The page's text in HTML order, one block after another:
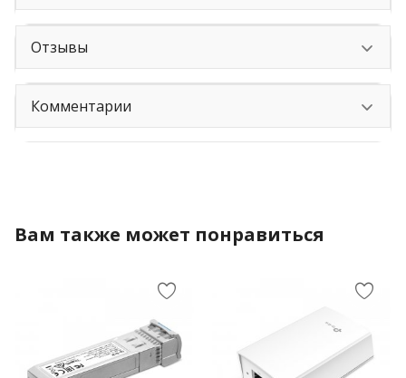
Отзывы
Комментарии
Вам также может понравиться